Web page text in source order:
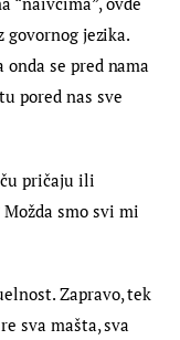
jezika.
se pred nama
pored nas sve
pričaju ili
smo svi mi
Zapravo, tek
sva mašta, sva